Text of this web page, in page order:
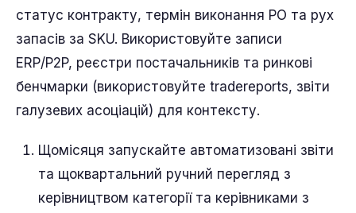
статус контракту, термін виконання PO та рух
запасів за SKU. Використовуйте записи
ERP/P2P, реєстри постачальників та ринкові
бенчмарки (використовуйте tradereports, звіти
галузевих асоціацій) для контексту.
Щомісяця запускайте автоматизовані звіти
та щоквартальний ручний перегляд з
керівництвом категорії та керівниками з